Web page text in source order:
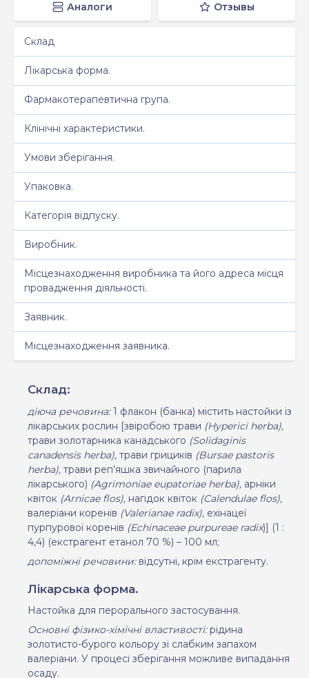
Аналоги Отзывы
Склад
Лікарська форма.
Фармакотерапевтична група.
Клінічні характеристики.
Умови зберігання.
Упаковка.
Категорія відпуску.
Виробник.
Місцезнаходження виробника та його адреса місця
провадження діяльності.
Заявник.
Місцезнаходження заявника.
Склад:
діюча речовина:1 флакон (банка) містить настойки із
лікарських рослин [звіробою трави (Hyperici herba),
трави золотарника канадського (Solidaginis
canadensis herba), трави грициків (Bursae pastoris
herba), трави реп’яшка звичайного (парила
лікарського) (Agrimoniae eupatoriae herba), арніки
квіток (Arnicae flos), нагідок квіток (Calendulae flos),
валеріани коренів (Valerianae radiх), ехінацеї
пурпурової коренів (Echinaceae purpureae radix)] (1 :
4,4) (екстрагент етанол 70 %) – 100 мл;
допоміжні речовини: відсутні, крім екстрагенту.
Лікарська форма.
Настойка для перорального застосування.
Основні фізико-хімічні властивості:рідина
золотисто-бурого кольору зі слабким запахом
валеріани. У процесі зберігання можливе випадання
осаду.